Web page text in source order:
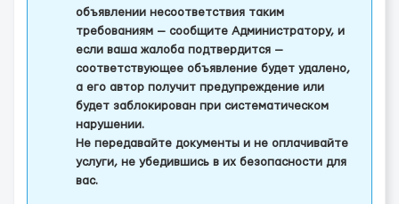
объявлении несоответствия таким
требованиям — сообщите Администратору, и
если ваша жалоба подтвердится —
соответствующее объявление будет удалено,
а его автор получит предупреждение или
будет заблокирован при систематическом
нарушении.
Не передавайте документы и не оплачивайте
услуги, не убедившись в их безопасности для
вас.